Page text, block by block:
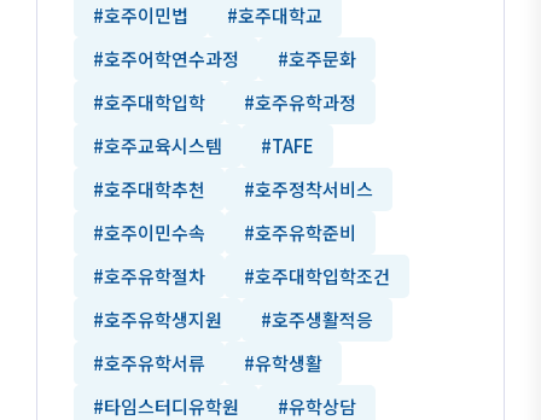
#호주이민법
#호주대학교
#호주어학연수과정
#호주문화
#호주대학입학
#호주유학과정
#호주교육시스템
#TAFE
#호주대학추천
#호주정착서비스
#호주이민수속
#호주유학준비
#호주유학절차
#호주대학입학조건
#호주유학생지원
#호주생활적응
#호주유학서류
#유학생활
#타임스터디유학원
#유학상담